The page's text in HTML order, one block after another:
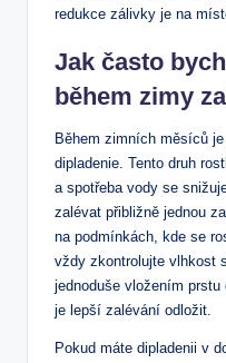
redukce⁢ zálivky je na
Jak často
během zimy
Během zimních​ měsíců
dipladenie. Tento⁣ druh⁤
a spotřeba‍ vody se
zalévat přibližně jednou
⁣na podmínkách,⁢ kde se
vždy ⁤zkontrolujte vlhkost
jednoduše vložením
je lepší zalévání odložit.
Pokud máte dipladenii v